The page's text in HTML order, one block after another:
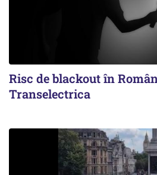
Risc de blackout în
Transelectrica